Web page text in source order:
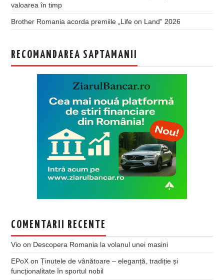
valoarea în timp
Brother Romania acorda premiile „Life on Land” 2026
RECOMANDAREA SAPTAMANII
COMENTARII RECENTE
Vio on Descopera Romania la volanul unei masini
EPoX onȚinutele de vânătoare – eleganță, tradiție și
funcționalitate în sportul nobil